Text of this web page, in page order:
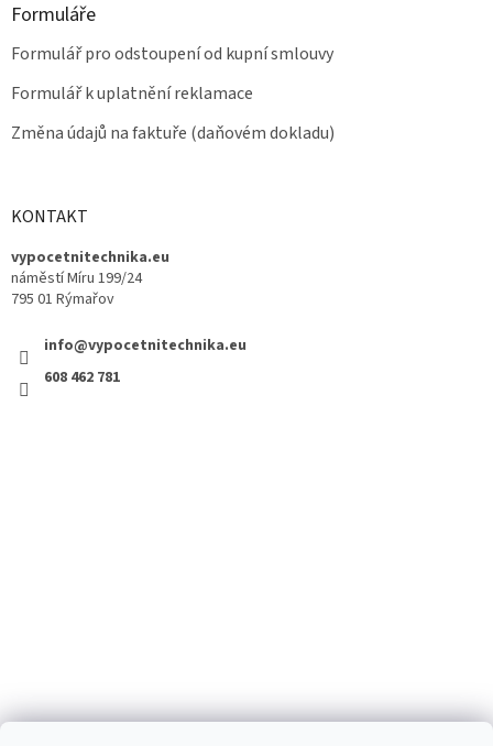
Formuláře
Formulář pro odstoupení od kupní smlouvy
Formulář k uplatnění reklamace
Změna údajů na faktuře (daňovém dokladu)
KONTAKT
vypocetnitechnika.eu
náměstí Míru 199/24
795 01 Rýmařov
info@vypocetnitechnika.eu
608 462 781